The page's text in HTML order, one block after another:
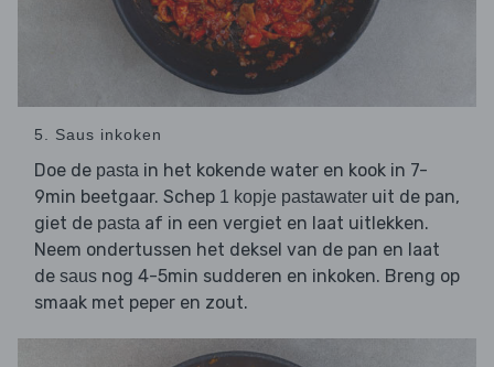
5. Saus inkoken
Doe de pasta in het kokende water en kook in 7-
9min beetgaar. Schep 1 kopje pastawater uit de pan,
giet de pasta af in een vergiet en laat uitlekken.
Neem ondertussen het deksel van de pan en laat
de saus nog 4-5min sudderen en inkoken. Breng op
smaak met peper en zout.